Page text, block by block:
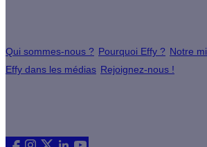
Qui sommes-nous ? Pourquoi Effy ? Notre
Effy dans les médias Rejoignez-nous !